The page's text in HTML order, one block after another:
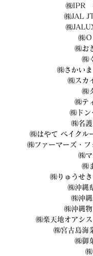
㈱IPR
㈱JAL
㈱
㈱
㈱お
㈱
㈱さかい
㈱スカ
㈱
㈱テ
㈱ドン
㈱名
㈱はやて ベイクル
㈱ファーマーズ・フ
㈱
㈱
㈱りゅうせ
㈱沖縄
㈱沖
㈱沖縄
㈱楽天地オアシ
㈱宮古島海
㈱御